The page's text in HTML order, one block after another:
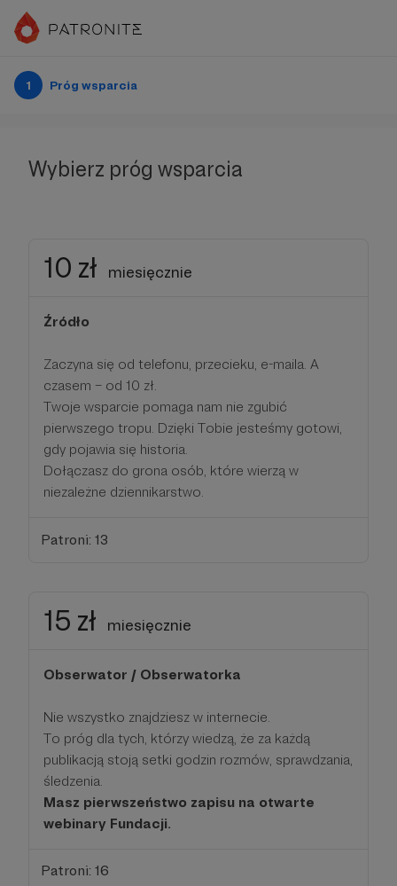
1 Próg wsparcia
Wybierz próg wsparcia
10 zł miesięcznie
Źródło
Zaczyna się od telefonu, przecieku, e-maila. A
czasem – od 10 zł.
Twoje wsparcie pomaga nam nie zgubić
pierwszego tropu. Dzięki Tobie jesteśmy gotowi,
gdy pojawia się historia.
Dołączasz do grona osób, które wierzą w
niezależne dziennikarstwo.
Patroni: 13
15 zł miesięcznie
Obserwator / Obserwatorka
Nie wszystko znajdziesz w internecie.
To próg dla tych, którzy wiedzą, że za każdą
publikacją stoją setki godzin rozmów, sprawdzania,
śledzenia.
Masz pierwszeństwo zapisu na otwarte
webinary Fundacji.
Patroni: 16